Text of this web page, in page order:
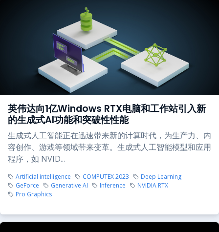
英伟达向1亿Windows RTX电脑和工作站引入新
的生成式AI功能和突破性性能
生成式人工智能正在迅速带来新的计算时代，为生产力、内
容创作、游戏等领域带来变革。生成式人工智能模型和应用
程序，如 NVID...
Artificial intelligence COMPUTEX 2023
Deep Learning
GeForce
Generative AI Inference
NVIDIA RTX
Pro Graphics